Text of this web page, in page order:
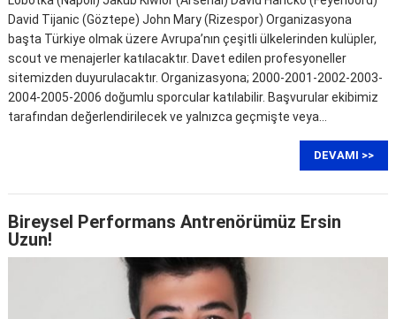
David Tijanic (Göztepe) John Mary (Rizespor) Organizasyona
başta Türkiye olmak üzere Avrupa’nın çeşitli ülkelerinden kulüpler,
scout ve menajerler katılacaktır. Davet edilen profesyoneller
sitemizden duyurulacaktır. Organizasyona; 2000-2001-2002-2003-
2004-2005-2006 doğumlu sporcular katılabilir. Başvurular ekibimiz
tarafından değerlendirilecek ve yalnızca geçmişte veya…
DEVAMI >>
Bireysel Performans Antrenörümüz Ersin
Uzun!